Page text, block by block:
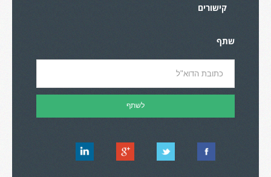
קישורים
שתף